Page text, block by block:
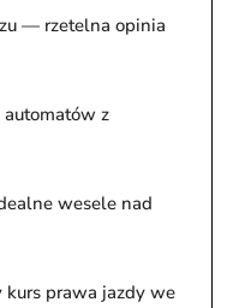
— rzetelna opinia
z
wesele nad
kurs prawa jazdy we